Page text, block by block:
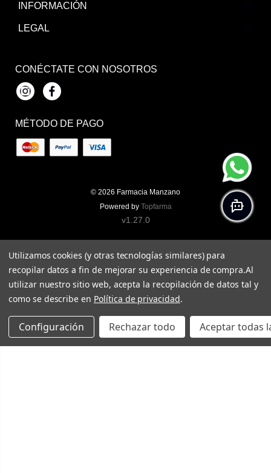
INFORMACIÓN
LEGAL
CONÉCTATE CON NOSOTROS
InstagramFacebook
MÉTODO DE PAGO
© 2026 Farmacia Manzano
Powered by Topfarma
v1.27.0
Utilizamos cookies (y otras tecnologías similares) para
recopilar datos a fin de mejorar su experiencia de compra.Al
utilizar nuestro sitio web, acepta la recopilación de datos tal y
como se describe en Política de privacidad.
Configuración Rechazar todo Aceptar todas